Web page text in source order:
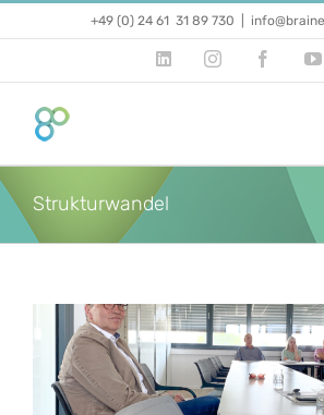
+49 (0) 24 61 31 89 730
LinkedInInstagram
Strukturwandel